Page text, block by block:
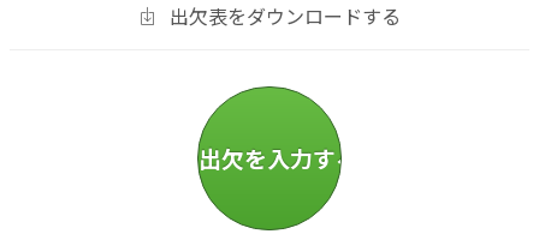
出欠表をダウンロードする